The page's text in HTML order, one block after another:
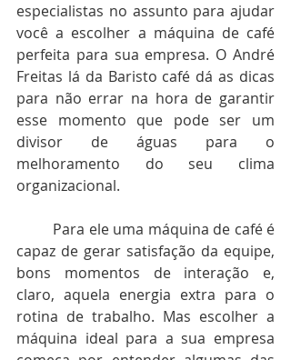
especialistas no assunto para ajudar
você a escolher a máquina de café
perfeita para sua empresa. O André
Freitas lá da Baristo café dá as dicas
para não errar na hora de garantir
esse momento que pode ser um
divisor de águas para o
melhoramento do seu clima
organizacional.
capaz de gerar satisfação da equipe,
bons momentos de interação e,
claro, aquela energia extra para o
rotina de trabalho. Mas escolher a
máquina ideal para a sua empresa